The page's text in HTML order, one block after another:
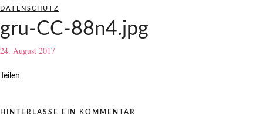
DATENSCHUTZ
gru-CC-88n4.jpg
24. August 2017
Teilen
HINTERLASSE EIN KOMMENTAR